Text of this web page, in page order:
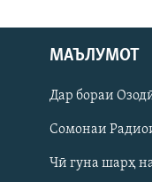
Русский
ПАЙГИРӢ КУНЕД
МАЪЛУМОТ
Дар бораи
Сомонаи
Чӣ гуна шарҳ